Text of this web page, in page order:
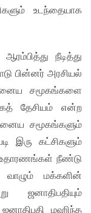
உடந்தையாக
நீடித்து
பின்னர் அரசியல்
சமூகங்களை
தேசியம் என்ற
சமூகங்களும்
இரு கட்சிகளும்
உதாரணங்கள் நீண்டு
மக்களின்
மஹிந்த